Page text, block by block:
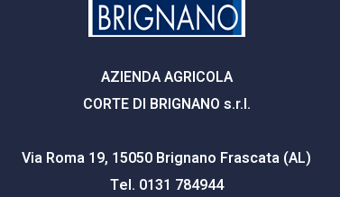
AZIENDA AGRICOLA
CORTE DI BRIGNANO s.r.l.
Via Roma 19, 15050 Brignano Frascata (AL)
Tel. 0131 784944